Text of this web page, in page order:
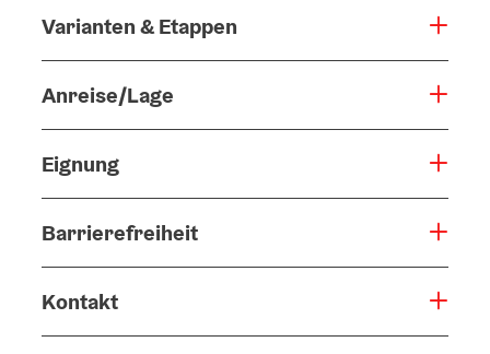
Varianten & Etappen
Anreise/Lage
Eignung
Barrierefreiheit
Kontakt